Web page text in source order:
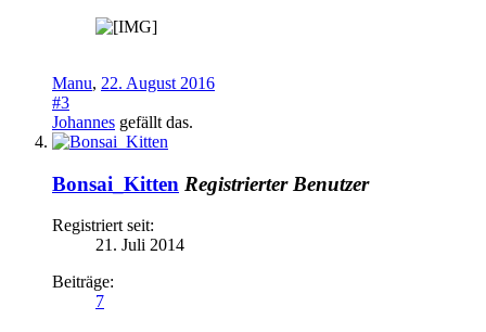
Manu, 22. August 2016
#3
Johannes gefällt das.
Bonsai_Kitten Registrierter Benutzer
Registriert seit:
21. Juli 2014
Beiträge:
7